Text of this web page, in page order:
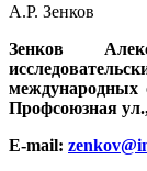
А.Р. Зенков
Зенков
Профсоюзная
E-mail: